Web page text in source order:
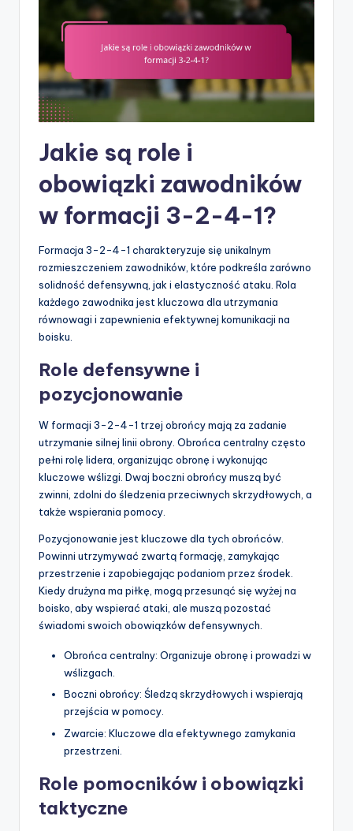
Jakie są role i
obowiązki zawodników
w formacji 3-2-4-1?
Formacja 3-2-4-1 charakteryzuje się unikalnym
rozmieszczeniem zawodników, które podkreśla zarówno
solidność defensywną, jak i elastyczność ataku. Rola
każdego zawodnika jest kluczowa dla utrzymania
równowagi i zapewnienia efektywnej komunikacji na
boisku.
Role defensywne i
pozycjonowanie
W formacji 3-2-4-1 trzej obrońcy mają za zadanie
utrzymanie silnej linii obrony. Obrońca centralny często
pełni rolę lidera, organizując obronę i wykonując
kluczowe wślizgi. Dwaj boczni obrońcy muszą być
zwinni, zdolni do śledzenia przeciwnych skrzydłowych, a
także wspierania pomocy.
Pozycjonowanie jest kluczowe dla tych obrońców.
Powinni utrzymywać zwartą formację, zamykając
przestrzenie i zapobiegając podaniom przez środek.
Kiedy drużyna ma piłkę, mogą przesunąć się wyżej na
boisko, aby wspierać ataki, ale muszą pozostać
świadomi swoich obowiązków defensywnych.
Obrońca centralny: Organizuje obronę i prowadzi w
wślizgach.
Boczni obrońcy: Śledzą skrzydłowych i wspierają
przejścia w pomocy.
Zwarcie: Kluczowe dla efektywnego zamykania
przestrzeni.
Role pomocników i obowiązki
taktyczne